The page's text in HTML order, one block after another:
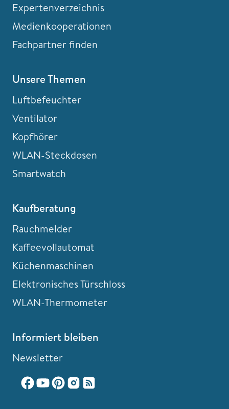
Expertenverzeichnis
Medienkooperationen
Fachpartner finden
Unsere Themen
Luftbefeuchter
Ventilator
Kopfhörer
WLAN-Steckdosen
Smartwatch
Kaufberatung
Rauchmelder
Kaffeevollautomat
Küchenmaschinen
Elektronisches Türschloss
WLAN-Thermometer
Informiert bleiben
Newsletter